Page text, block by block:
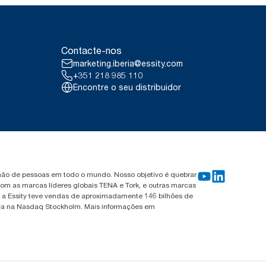
290067 com base no peso.
de recarga de todos os
renovável, verificado e
nossas operações de fabrico
numa Avaliação
Contacte-nos
marketing.iberia@essity.com
+351 218 985 110
Encontre o seu distribuidor
de pessoas em todo o mundo. Nosso objetivo é quebrar
as marcas líderes globais TENA e Tork, e outras marcas
Essity teve vendas de aproximadamente 146 bilhões de
na Nasdaq Stockholm. Mais informações em